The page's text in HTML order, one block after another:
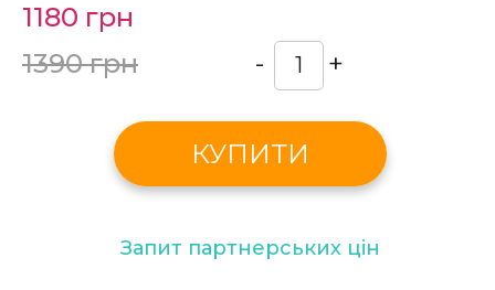
1180 грн
1390 грн
- +
КУПИТИ
Запит партнерських цін